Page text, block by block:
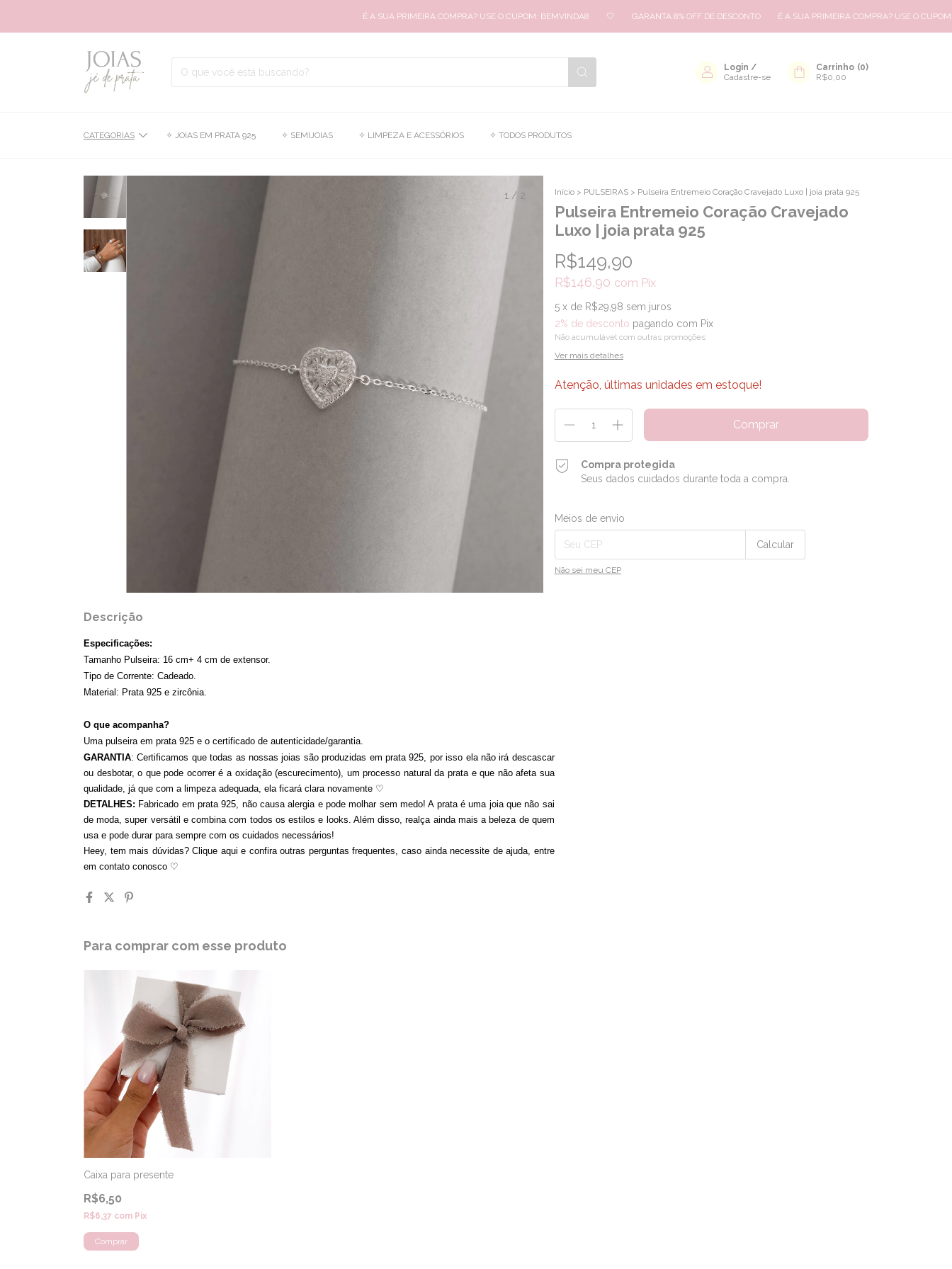
É A SUA PRIMEIRA COMPRA? USE O CUPOM: BEMVINDA8 🤍 GARANTA 8% OFF DE DESCONTO É A SUA PRIMEIRA COMPRA? USE O CUPOM:
Login /
Cadastre-se
Carrinho (0)
R$0,00
CATEGORIAS ✧ JOIAS EM PRATA 925 ✧ SEMIJOIAS ✧ LIMPEZA E ACESSÓRIOS ✧ TODOS PRODUTOS
1 / 2 Início > PULSEIRAS > Pulseira Entremeio Coração Cravejado Luxo | joia prata 925
Pulseira Entremeio Coração Cravejado
Luxo | joia prata 925
R$149,90
R$146,90 com Pix
5 x de R$29,98 sem juros
2% de desconto pagando com Pix
Não acumulável com outras promoções
Ver mais detalhes
Atenção, últimas unidades em estoque!
Compra protegida
Seus dados cuidados durante toda a compra.
Entregas para o CEP:
Meios de envio
Calcular
Não sei meu CEP
Descrição
Especificações:
Tamanho Pulseira: 16 cm+ 4 cm de extensor.
Tipo de Corrente: Cadeado.
Material: Prata 925 e zircônia.
O que acompanha?
Uma pulseira em prata 925 e o certificado de autenticidade/garantia.
GARANTIA: Certificamos que todas as nossas joias são produzidas em prata 925, por isso ela não irá descascar
ou desbotar, o que pode ocorrer é a oxidação (escurecimento), um processo natural da prata e que não afeta sua
qualidade, já que com a limpeza adequada, ela ficará clara novamente ♡
DETALHES: Fabricado em prata 925, não causa alergia e pode molhar sem medo! A prata é uma joia que não sai
de moda, super versátil e combina com todos os estilos e looks. Além disso, realça ainda mais a beleza de quem
usa e pode durar para sempre com os cuidados necessários!
Heey, tem mais dúvidas? Clique aqui e confira outras perguntas frequentes, caso ainda necessite de ajuda, entre
em contato conosco ♡
Para comprar com esse produto
Caixa para presente
R$6,50
R$6,37 com Pix